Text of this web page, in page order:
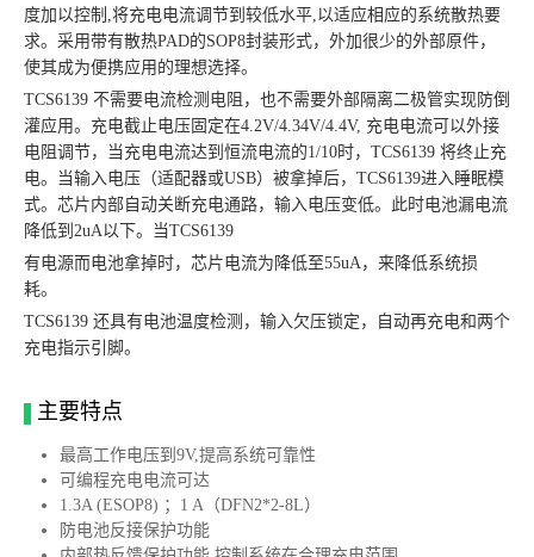
度加以控制,将充电电流调节到较低水平,以适应相应的系统散热要
求。采用带有散热PAD的SOP8封装形式，外加很少的外部原件，
使其成为便携应用的理想选择。
TCS6139 不需要电流检测电阻，也不需要外部隔离二极管实现防倒
灌应用。充电截止电压固定在4.2V/4.34V/4.4V, 充电电流可以外接
电阻调节，当充电电流达到恒流电流的1/10时，TCS6139 将终止充
电。当输入电压（适配器或USB）被拿掉后，TCS6139进入睡眠模
式。芯片内部自动关断充电通路，输入电压变低。此时电池漏电流
降低到2uA以下。当TCS6139
有电源而电池拿掉时，芯片电流为降低至55uA，来降低系统损
耗。
TCS6139 还具有电池温度检测，输入欠压锁定，自动再充电和两个
充电指示引脚。
主要特点
最高工作电压到9V,提高系统可靠性
可编程充电电流可达
1.3A (ESOP8) ；1 A（DFN2*2-8L）
防电池反接保护功能